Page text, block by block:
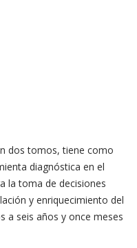
dos tomos, tiene como
diagnóstica en el
la toma de decisiones
y enriquecimiento del
a seis años y once meses